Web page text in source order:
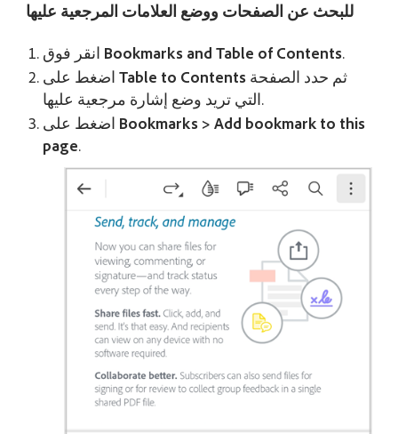
للبحث عن الصفحات ووضع العلامات المرجعية عليها
Bookmarks and Table of Contents.
اضغط علىTable to Contents
التي تريد وضع إشارة مرجعية عليها.
Bookmarks > Add bookmark to this
page.